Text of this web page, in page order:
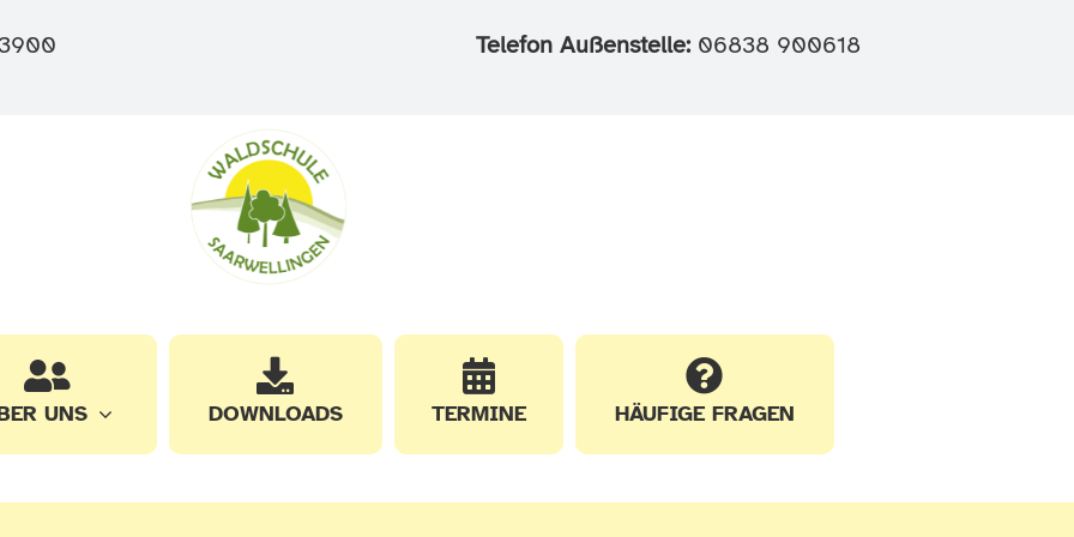
Telefon Außenstelle: 06838 900618
UNS DOWNLOADS TERMINE HÄUFIGE FRAGEN